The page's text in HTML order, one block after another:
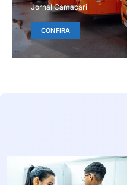
Jornal Camaçari
CONFIRA